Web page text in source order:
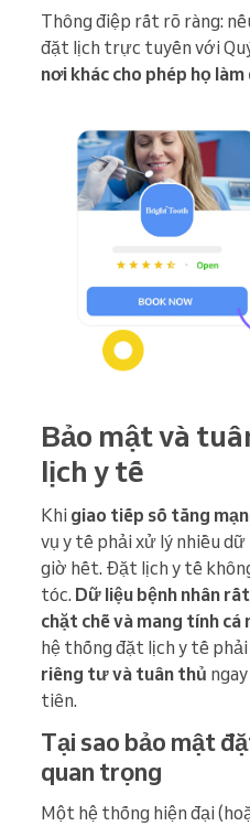
Thông điệp rất rõ ràng:
đặt lịch trực tuyến với
nơi khác cho phép họ làm
Bảo mật và
lịch y tế
Khi giao tiếp số tăng
vụ y tế phải xử lý nhiều
giờ hết. Đặt lịch y tế
tóc. Dữ liệu bệnh nhân
chặt chẽ và mang tính cá
hệ thống đặt lịch y tế phải
riêng tư và tuân thủ
tiên.
Tại sao bảo mật
quan trọng
Một hệ thống hiện đại